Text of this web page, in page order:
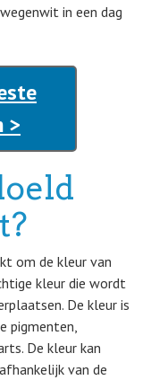
in een dag
>
om de kleur van
kleur die wordt
De kleur is
pigmenten,
De kleur kan
van de